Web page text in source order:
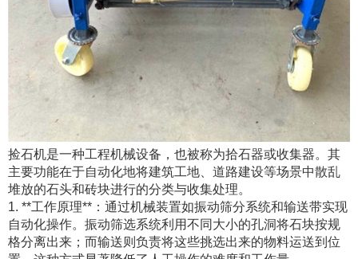
捡石机是一种工程机械设备，也被称为拾石器或收集器。其
主要功能在于自动化地将建筑工地、道路建设等场景中散乱
堆放的石头和砖块进行的分类与收集处理。
1. **工作原理**：通过机械装置如振动筛分系统和输送带实现
自动化操作。振动筛选系统利用不同大小的孔洞将石块按规
格分离出来；而输送则负责将这些挑选出来的物料运送到位